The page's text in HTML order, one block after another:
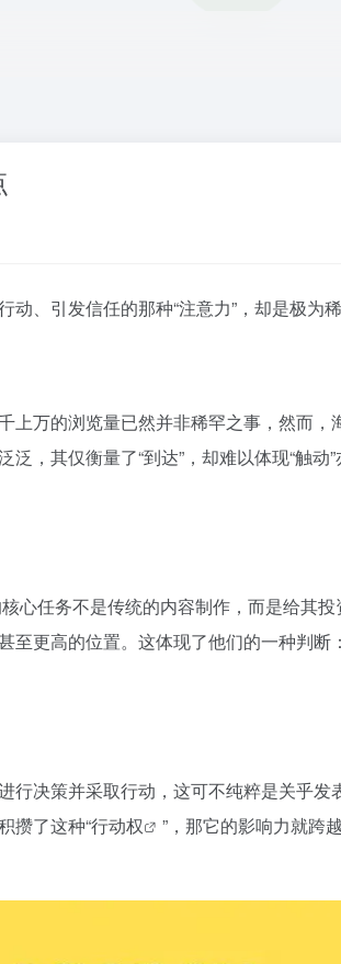
、引发信任的那种“注意力”，却是极为稀
万的浏览量已然并非稀罕之事，然而，
其仅衡量了“到达”，却难以体现“触动”
心任务不是传统的内容制作，而是给其
更高的位置。这体现了他们的一种判断
决策并采取行动，这可不纯粹是关乎发
攒了这种“行动权
”，那它的影响力就跨